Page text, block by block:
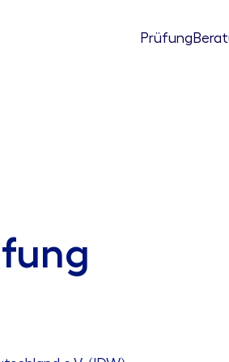
Prüfung